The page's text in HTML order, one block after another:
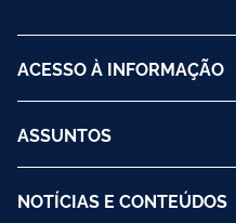
ACESSO À INFORMAÇÃO
ASSUNTOS
NOTÍCIAS E CONTEÚDOS